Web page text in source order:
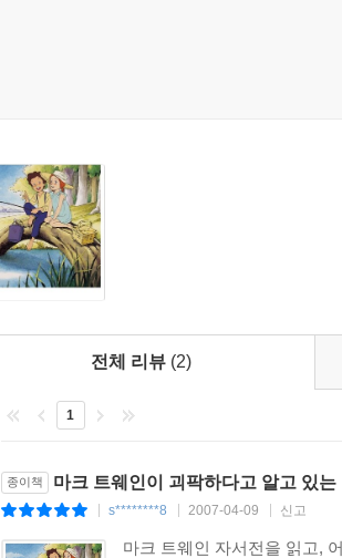
전체 리뷰 (2)
1
종이책 마크 트웨인이 괴팍하다고 알고 있는
s********8 2007-04-09 신고
마크 트웨인 자서전을 읽고,